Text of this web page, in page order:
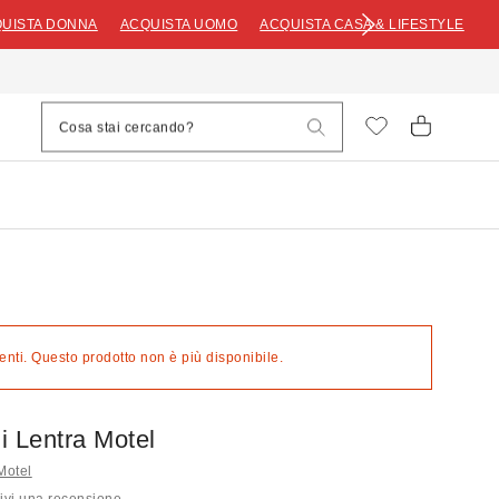
DONNA ACQUISTA UOMO ACQUISTA CASA & LIFESTYLE
Questo prodotto non è più disponibile.
Lentra Motel